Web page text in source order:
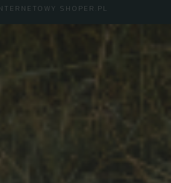
SHOPER.PL